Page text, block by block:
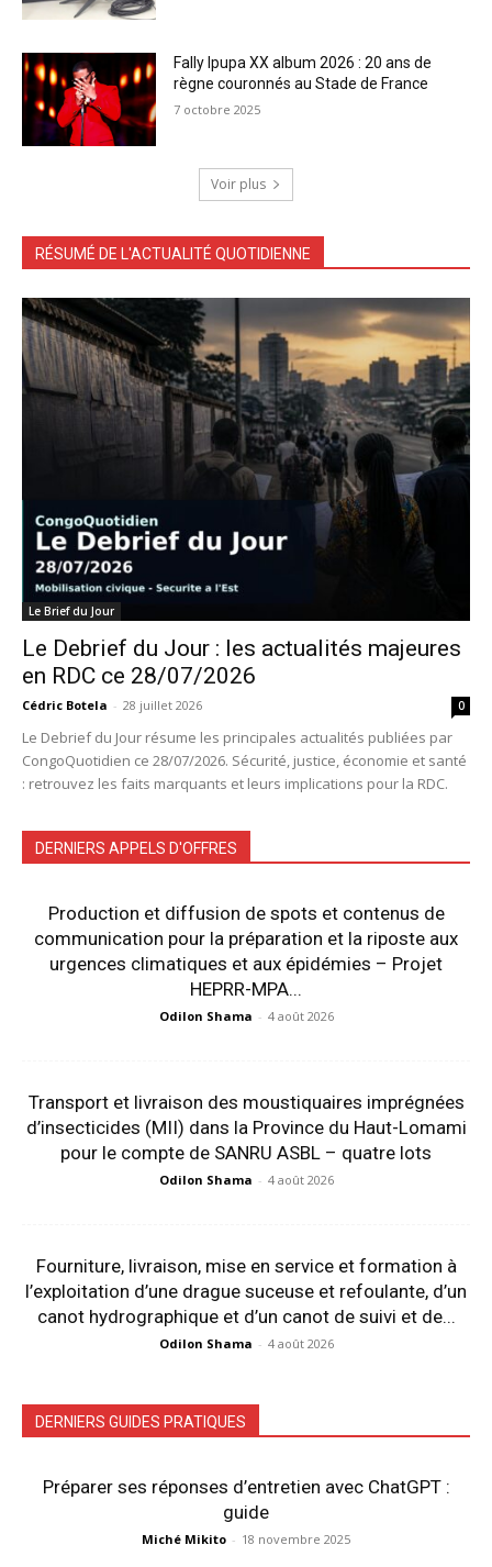
Fally Ipupa XX album 2026 : 20 ans de
règne couronnés au Stade de France
7 octobre 2025
Voir plus
RÉSUMÉ DE L'ACTUALITÉ QUOTIDIENNE
Le Brief du Jour
Le Debrief du Jour : les actualités majeures
en RDC ce 28/07/2026
Cédric Botela - 28 juillet 2026 0
Le Debrief du Jour résume les principales actualités publiées par
CongoQuotidien ce 28/07/2026. Sécurité, justice, économie et santé
: retrouvez les faits marquants et leurs implications pour la RDC.
DERNIERS APPELS D'OFFRES
Production et diffusion de spots et contenus de
communication pour la préparation et la riposte aux
urgences climatiques et aux épidémies – Projet
HEPRR-MPA...
Odilon Shama - 4 août 2026
Transport et livraison des moustiquaires imprégnées
d’insecticides (MII) dans la Province du Haut-Lomami
pour le compte de SANRU ASBL – quatre lots
Odilon Shama - 4 août 2026
Fourniture, livraison, mise en service et formation à
l’exploitation d’une drague suceuse et refoulante, d’un
canot hydrographique et d’un canot de suivi et de...
Odilon Shama - 4 août 2026
DERNIERS GUIDES PRATIQUES
Préparer ses réponses d’entretien avec ChatGPT :
guide
Miché Mikito - 18 novembre 2025